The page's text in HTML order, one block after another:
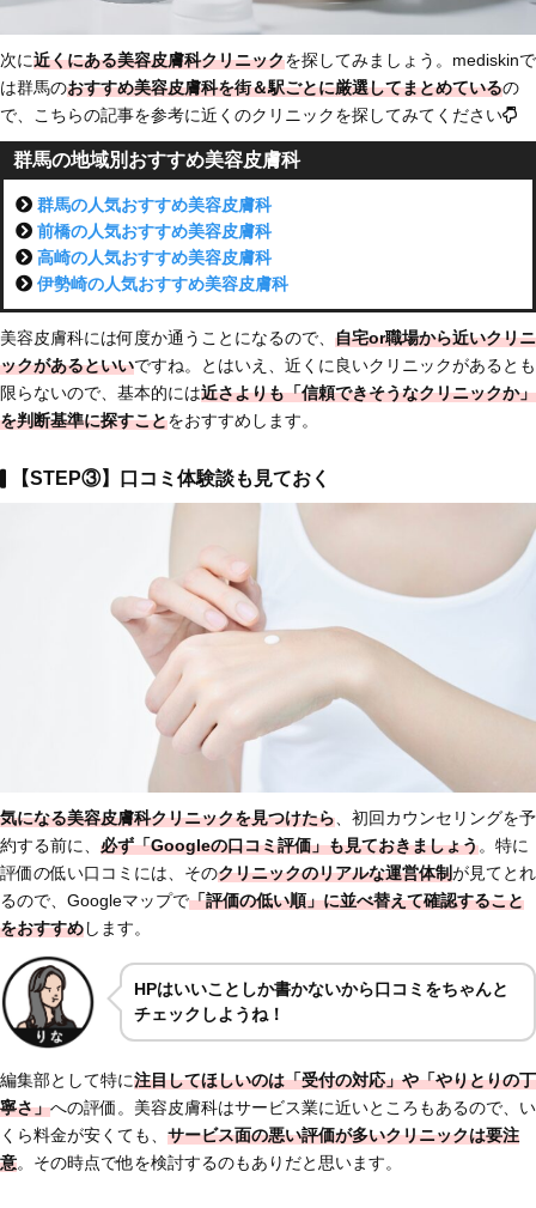
次に近くにある美容皮膚科クリニックを探してみましょう。mediskinで
は群馬のおすすめ美容皮膚科を街＆駅ごとに厳選してまとめているの
で、こちらの記事を参考に近くのクリニックを探してみてください
群馬の地域別おすすめ美容皮膚科
群馬の人気おすすめ美容皮膚科
前橋の人気おすすめ美容皮膚科
高崎の人気おすすめ美容皮膚科
伊勢崎の人気おすすめ美容皮膚科
美容皮膚科には何度か通うことになるので、 自宅or職場から近いクリニ
ックがあるといいですね。とはいえ、近くに良いクリニックがあるとも
限らないので、基本的には近さよりも「信頼できそうなクリニックか」
を判断基準に探すことをおすすめします。
【STEP③】口コミ体験談も見ておく
気になる美容皮膚科クリニックを見つけたら 、初回カウンセリングを予
約する前に、 必ず「Googleの口コミ評価」も見ておきましょう。特に
評価の低い口コミには、そのクリニックのリアルな運営体制が見てとれ
るので、Googleマップで「評価の低い順」に並べ替えて確認すること
をおすすめします。
HPはいいことしか書かないから口コミをちゃんと
チェックしようね！
編集部として特に注目してほしいのは「受付の対応」や「やりとりの丁
寧さ」への評価。美容皮膚科はサービス業に近いところもあるので、い
くら料金が安くても、 サービス面の悪い評価が多いクリニックは要注
意。その時点で他を検討するのもありだと思います。